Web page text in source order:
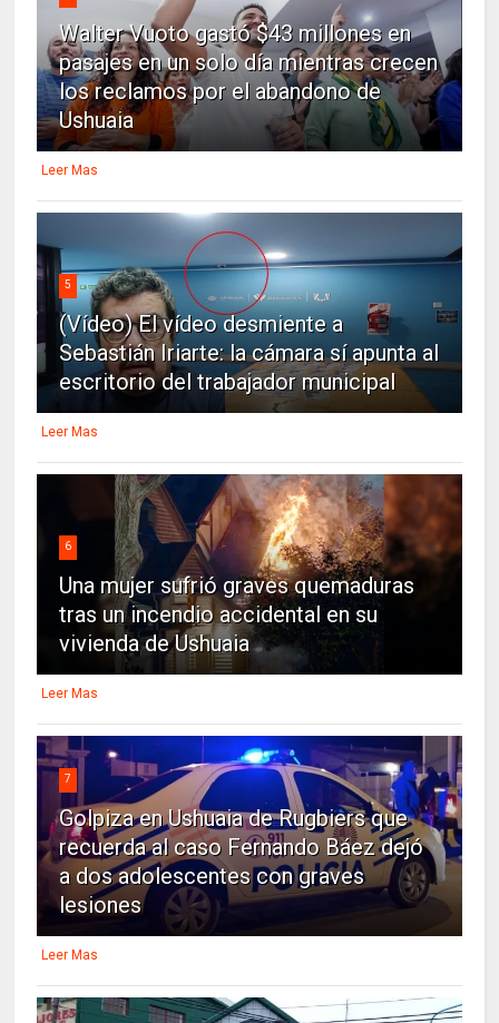
Walter Vuoto gastó $43 millones en
pasajes en un solo día mientras crecen
los reclamos por el abandono de
Ushuaia
Leer Mas
5
(Vídeo) El vídeo desmiente a
Sebastián Iriarte: la cámara sí apunta al
escritorio del trabajador municipal
Leer Mas
6
Una mujer sufrió graves quemaduras
tras un incendio accidental en su
vivienda de Ushuaia
Leer Mas
7
Golpiza en Ushuaia de Rugbiers que
recuerda al caso Fernando Báez dejó
a dos adolescentes con graves
lesiones
Leer Mas